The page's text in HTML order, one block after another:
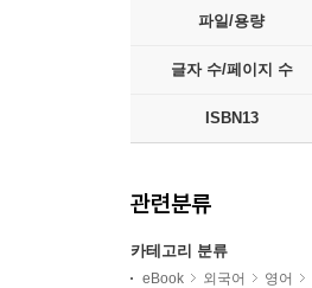
파일/용량
글자 수/페이지 수
ISBN13
관련분류
카테고리 분류
eBook 외국어 영어